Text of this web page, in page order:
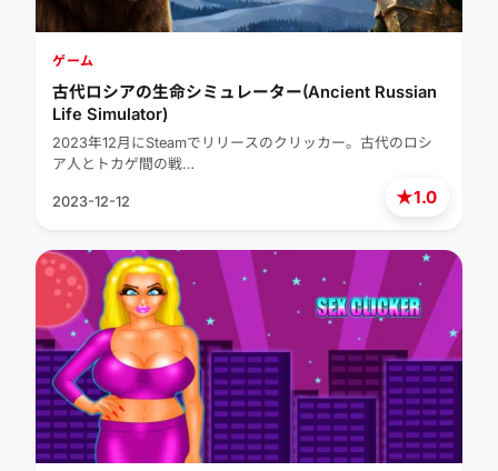
★1.0
ゲーム
古代ロシアの生命シミュレーター(Ancient Russian
Life Simulator)
2023年12月にSteamでリリースのクリッカー。古代のロシ
ア人とトカゲ間の戦…
2023-12-12